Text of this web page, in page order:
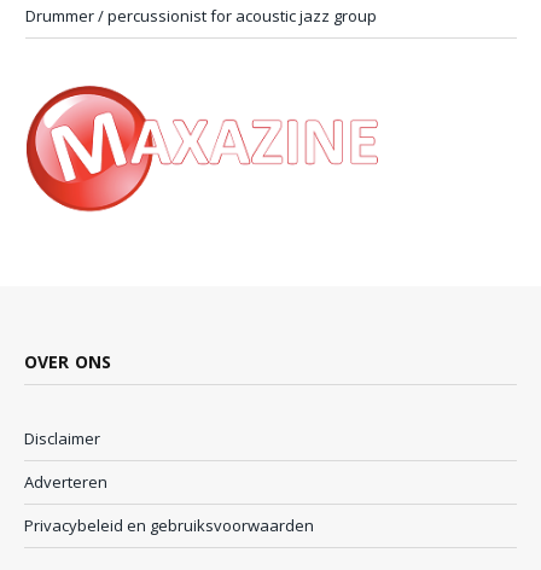
Drummer / percussionist for acoustic jazz group
OVER ONS
Disclaimer
Adverteren
Privacybeleid en gebruiksvoorwaarden